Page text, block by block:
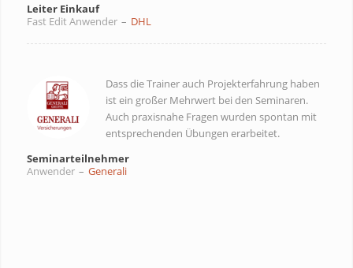
Leiter Einkauf
Fast Edit Anwender – DHL
Dass die Trainer auch Projekterfahrung haben
ist ein großer Mehrwert bei den Seminaren.
Auch praxisnahe Fragen wurden spontan mit
entsprechenden Übungen erarbeitet.
Seminarteilnehmer
Anwender – Generali